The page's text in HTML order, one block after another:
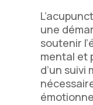
une
soutenir
mental et
d’un suivi